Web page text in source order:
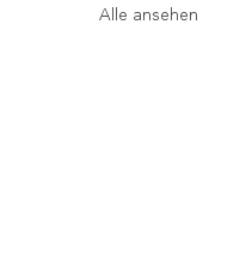
Alle ansehen